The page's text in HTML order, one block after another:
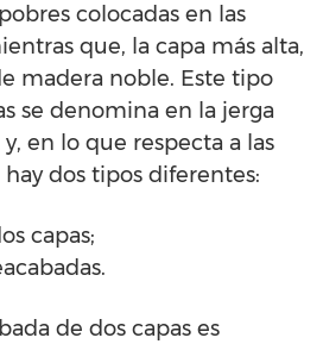
colocadas en las
que, la capa más alta,
madera noble. Este tipo
se denomina en la jerga
en lo que respecta a las
dos tipos diferentes:
capas;
de dos capas es